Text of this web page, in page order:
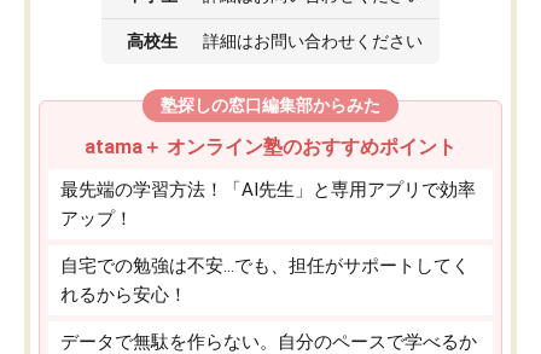
高校生 詳細はお問い合わせください
塾探しの窓口編集部からみた
atama＋ オンライン塾のおすすめポイント
最先端の学習方法！「AI先生」と専用アプリで効率
アップ！
自宅での勉強は不安…でも、担任がサポートしてく
れるから安心！
データで無駄を作らない。自分のペースで学べるか